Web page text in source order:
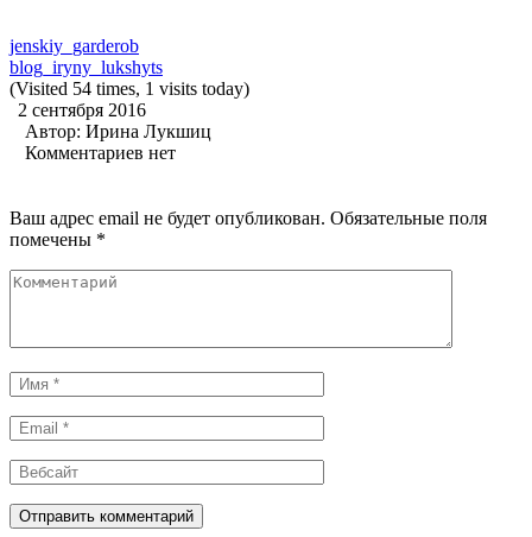
jenskiy_garderob
blog_iryny_lukshyts
(Visited 54 times, 1 visits today)
2 сентября 2016
Автор: Ирина Лукшиц
Комментариев нет
Ваш адрес email не будет опубликован. Обязательные поля
помечены *
Комментарий
Имя
*
Email
*
Вебсайт